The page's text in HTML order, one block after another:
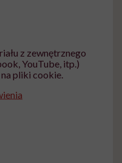
z zewnętrznego
YouTube, itp.)
pliki cookie.